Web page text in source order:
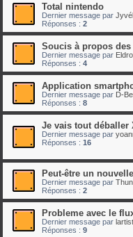
Total nintendo
Dernier message par
Réponses : 2
Soucis à propos
Dernier message par
Réponses : 4
Application
Dernier message par D-
Réponses : 8
Je vais tout déballer
Dernier message par
Réponses : 16
Peut-être un
Dernier message par
Réponses : 2
Probleme avec le
Dernier message par lartist
Réponses : 9